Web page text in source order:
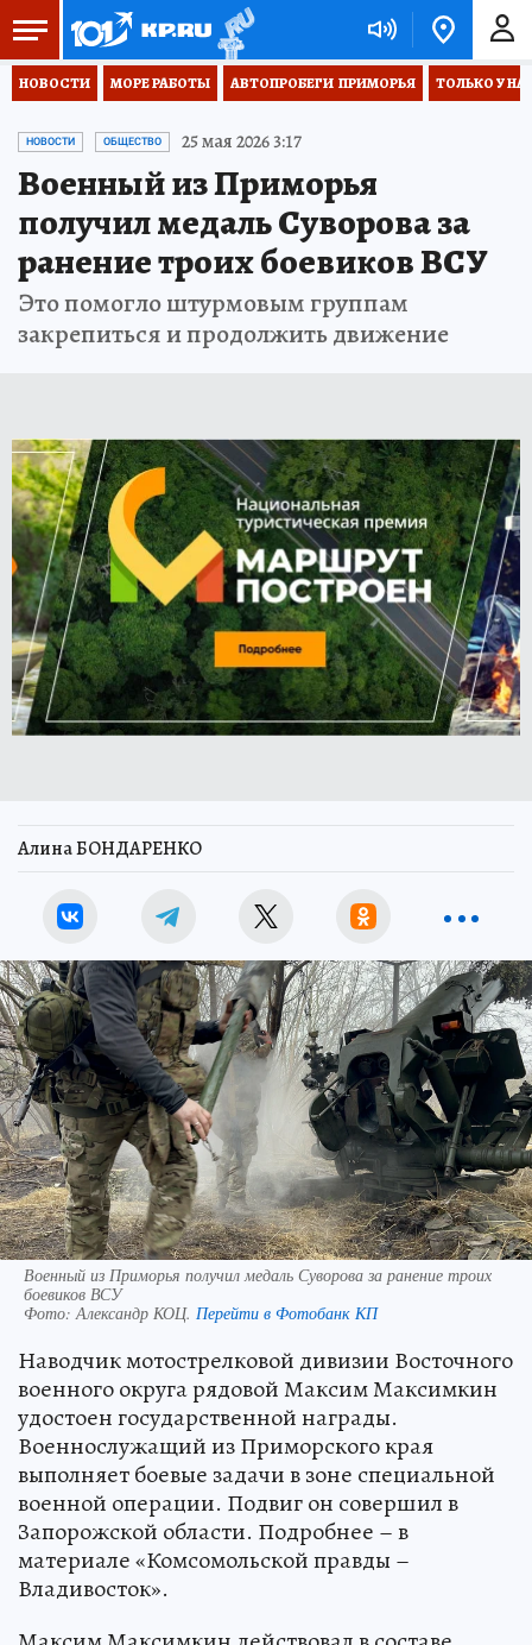
НОВОСТИ МОРЕ РАБОТЫ АВТОПРОБЕГИ  ПРИМОРЬЯ ТОЛЬКО У
НОВОСТИ ОБЩЕСТВО 25 мая 2026 3:17
Военный из Приморья
получил медаль Суворова за
ранение троих боевиков ВСУ
Это помогло штурмовым группам
закрепиться и продолжить движение
Алина БОНДАРЕНКО
Военный из Приморья получил медаль Суворова за ранение троих
боевиков ВСУ
Фото:Александр КОЦ. Перейти в Фотобанк КП
Наводчик мотострелковой дивизии Восточного
военного округа рядовой Максим Максимкин
удостоен государственной награды.
Военнослужащий из Приморского края
выполняет боевые задачи в зоне специальной
военной операции. Подвиг он совершил в
Запорожской области. Подробнее – в
материале «Комсомольской правды –
Владивосток».